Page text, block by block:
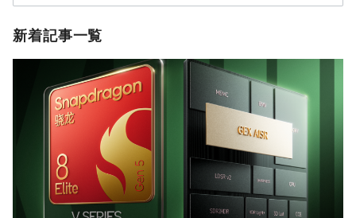
テ
ゴ
新着記事一覧